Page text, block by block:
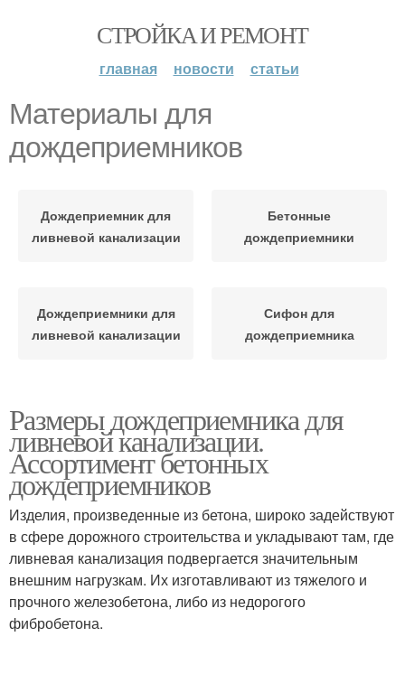
СТРОЙКА И РЕМОНТ
главная новости статьи
Материалы для
дождеприемников
Дождеприемник для
ливневой канализации
Бетонные
дождеприемники
Дождеприемники для
ливневой канализации
Сифон для
дождеприемника
Размеры дождеприемника для
ливневой канализации.
Ассортимент бетонных
дождеприемников
Изделия, произведенные из бетона, широко задействуют
в сфере дорожного строительства и укладывают там, где
ливневая канализация подвергается значительным
внешним нагрузкам. Их изготавливают из тяжелого и
прочного железобетона, либо из недорогого
фибробетона.